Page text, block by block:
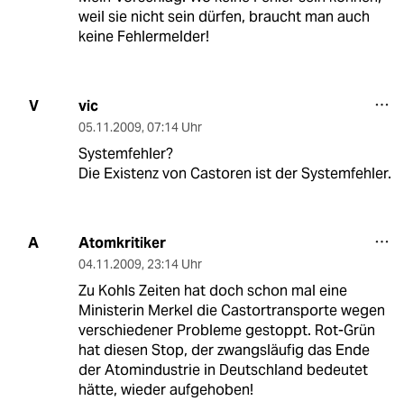
weil sie nicht sein dürfen, braucht man auch
keine Fehlermelder!
V vic
05.11.2009, 07:14 Uhr
Systemfehler?
Die Existenz von Castoren ist der Systemfehler.
A Atomkritiker
04.11.2009, 23:14 Uhr
Zu Kohls Zeiten hat doch schon mal eine
Ministerin Merkel die Castortransporte wegen
verschiedener Probleme gestoppt. Rot-Grün
hat diesen Stop, der zwangsläufig das Ende
der Atomindustrie in Deutschland bedeutet
hätte, wieder aufgehoben!